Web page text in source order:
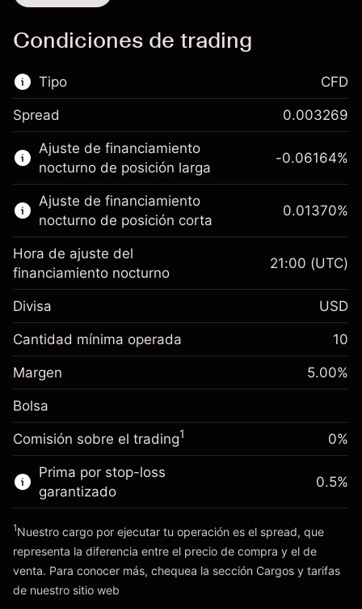
Condiciones de trading
Tipo
Este mercado financiero está disponible para
hacer trading con CFD.
Obtén más información sobre:
CFD
CFD
Spread 0.003269
Ajuste de financiamiento
nocturno de posición larga
$1,000.00
Ajuste de financiamiento
nocturno
Cargos por el valor total de la
posición
%
(-$12.33)
Tamaño de la operación con apalancamiento
$20,000.00
Dinero del apalancamiento ~ $
Ir a la plataforma
-0.06164%
Ajuste de financiamiento
nocturno de posición corta
Margen. Tu inversión
$1,000.00
Ajuste de financiamiento
Cargos por el valor total de la
posición
0.013699
Tamaño de la operación con apalancamiento
$20,000.00
Dinero del apalancamiento ~ $
Ir a la plataforma
0.01370%
Hora de ajuste del
financiamiento nocturno
21:00 (UTC)
Divisa USD
Cantidad mínima operada 10
Margen 5.00%
Bolsa
Comisión sobre el trading1 0%
Prima por stop-loss
garantizado
Cargos
0.5%
1Nuestro cargo por ejecutar tu operación es el spread, que
representa la diferencia entre el precio de compra y el de
venta. Para conocer más, chequea la sección Cargos y tarifas
de nuestro sitio web